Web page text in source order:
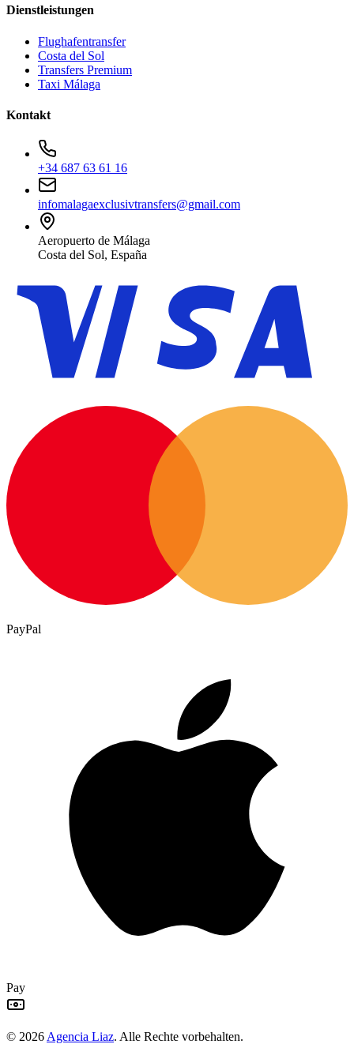
Dienstleistungen
Flughafentransfer
Costa del Sol
Transfers Premium
Taxi Málaga
Kontakt
+34 687 63 61 16
infomalagaexclusivtransfers@gmail.com
Aeropuerto de Málaga
Costa del Sol, España
PayPal
Pay
© 2026 Agencia Liaz. Alle Rechte vorbehalten.